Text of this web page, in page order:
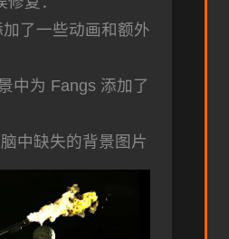
了一些动画和额外
中为 Fangs 添加了
中缺失的背景图片